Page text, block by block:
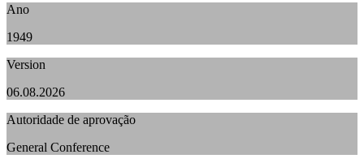
Ano
1949
Version
06.08.2026
Autoridade de aprovação
General Conference